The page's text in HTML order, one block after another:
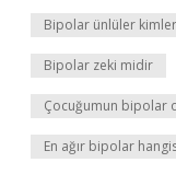
Bipolar ünlüler kimler
Bipolar zeki midir
Çocuğumun bipolar
En ağır bipolar